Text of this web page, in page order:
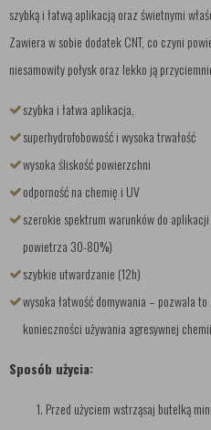
szybką i łatwą aplikacją oraz świetnymi
Zawiera w sobie dodatek CNT, co czyni
niesamowity połysk oraz lekko ją
szybka i łatwa aplikacja,
superhydrofobowość i wysoka trwałość
wysoka śliskość powierzchni
odporność na chemię i UV
szerokie spektrum warunków do
powietrza 30-80%)
szybkie utwardzanie (12h)
wysoka łatwość domywania – pozwala
konieczności używania agresywnej chemii
Sposób użycia:
Przed użyciem wstrząsaj butelką